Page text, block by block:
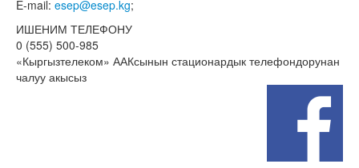
E-mail: esep@esep.kg;
ИШЕНИМ ТЕЛЕФОНУ
0 (555) 500-985
«Кыргызтелеком» ААКсынын стационардык телефондорунан
чалуу акысыз